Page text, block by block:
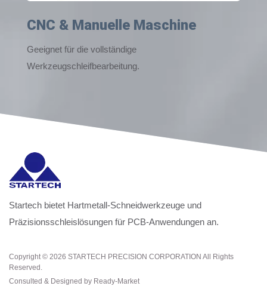
CNC & Manuelle Maschine
Geeignet für die vollständige
Werkzeugschleifbearbeitung.
Startech bietet Hartmetall-Schneidwerkzeuge und
Präzisionsschleislösungen für PCB-Anwendungen an.
Copyright © 2026 STARTECH PRECISION CORPORATION All Rights
Reserved.
Consulted & Designed by Ready-Market